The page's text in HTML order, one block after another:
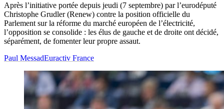
Après l’initiative portée depuis jeudi (7 septembre) par l’eurodéputé
Christophe Grudler (Renew) contre la position officielle du
Parlement sur la réforme du marché européen de l’électricité,
l’opposition se consolide : les élus de gauche et de droite ont décidé,
séparément, de fomenter leur propre assaut.
Paul MessadEuractiv France